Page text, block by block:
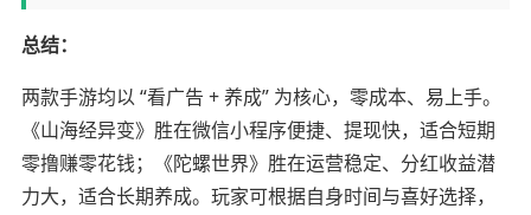
总结：
两款手游均以 “看广告 + 养成” 为核心，零成本、易上手。
《山海经异变》胜在微信小程序便捷、提现快，适合短期
零撸赚零花钱；《陀螺世界》胜在运营稳定、分红收益潜
力大，适合长期养成。玩家可根据自身时间与喜好选择，